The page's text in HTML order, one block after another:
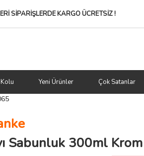
SİPARİŞLERDEKARGO ÜCRETSİZ !
Yeni Ürünler Çok Satanlar
Sabunluk 300ml